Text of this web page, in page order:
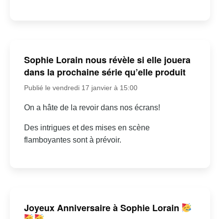
Sophie Lorain nous révèle si elle jouera
dans la prochaine série qu’elle produit
Publié le vendredi 17 janvier à 15:00
On a hâte de la revoir dans nos écrans!
Des intrigues et des mises en scène
flamboyantes sont à prévoir.
Joyeux Anniversaire à Sophie Lorain